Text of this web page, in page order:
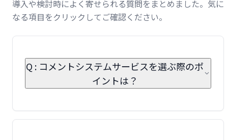
導入や検討時によく寄せられる質問をまとめました。気に
なる項目をクリックしてご確認ください。
Q : コメントシステムサービスを選ぶ際のポ
イントは？